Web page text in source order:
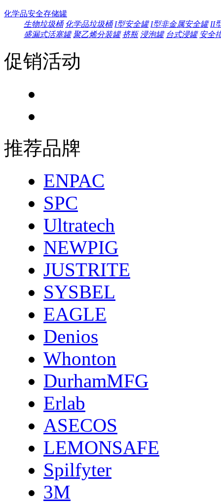
化学品安全存储罐
生物垃圾桶 化学品垃圾桶 I型安全罐 I型非金属安全罐 II
盛漏式活塞罐 聚乙烯分装罐 挤瓶 浸泡罐 台式浸罐 安全
促销活动
推荐品牌
ENPAC
SPC
Ultratech
NEWPIG
JUSTRITE
SYSBEL
EAGLE
Denios
Whonton
DurhamMFG
Erlab
ASECOS
LEMONSAFE
Spilfyter
3M